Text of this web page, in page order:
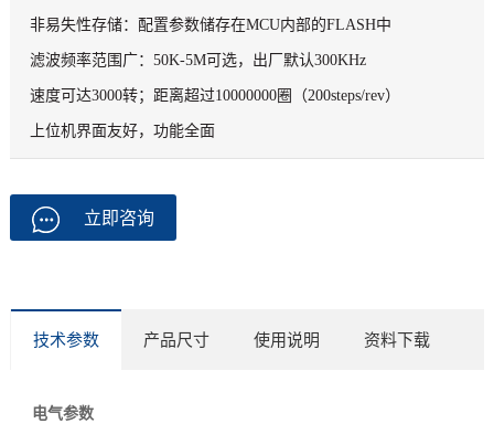
非易失性存储：配置参数储存在MCU内部的FLASH中
滤波频率范围广：50K-5M可选，出厂默认300KHz
速度可达3000转；距离超过10000000圈（200steps/rev）
上位机界面友好，功能全面
立即咨询
技术参数 产品尺寸 使用说明 资料下载
电气参数